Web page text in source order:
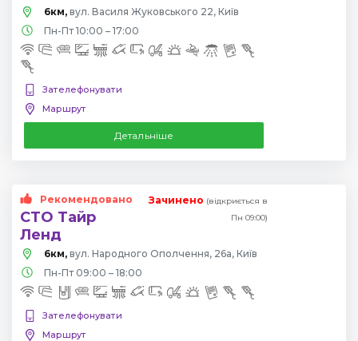
6км, вул. Василя Жуковського 22, Київ
Пн-Пт 10:00 – 17:00
Зателефонувати
Маршрут
Детальніше
Рекомендовано
СТО Тайр
Ленд
Зачинено (відкриється в
Пн 09:00)
6км, вул. Народного Ополчення, 26а, Київ
Пн-Пт 09:00 – 18:00
Зателефонувати
Маршрут